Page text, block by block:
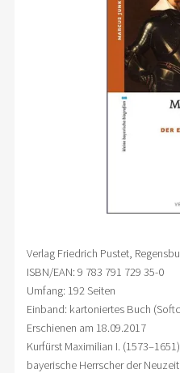
Verlag Friedrich Pustet,
ISBN/EAN: 9 783 791 729 35-0
Umfang: 192 Seiten
Einband: kartoniertes Buch
Erschienen am 18.09.2017
Kurfürst Maximilian I.
bayerische Herrscher der